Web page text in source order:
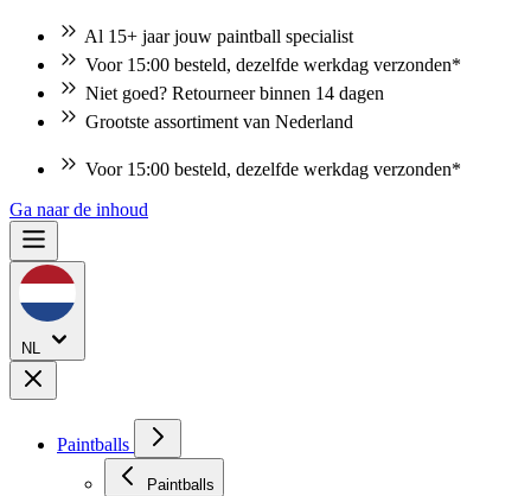
Al 15+ jaar jouw paintball specialist
Voor 15:00 besteld, dezelfde werkdag verzonden*
Niet goed? Retourneer binnen 14 dagen
Grootste assortiment van Nederland
Niet goed? Retourneer binnen 14 dagen
Ga naar de inhoud
NL
Paintballs
Paintballs